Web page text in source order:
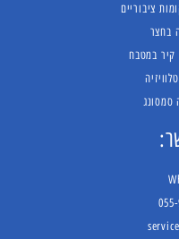
ציבוריים
בחצר
קיר במטבח
סמסונג